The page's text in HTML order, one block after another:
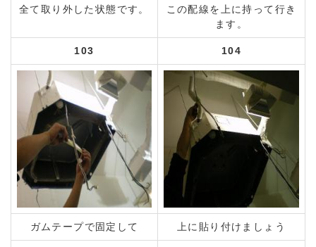
全て取り外した状態です。
この配線を上に持って行き
ます。
103 104
ガムテープで固定して 上に貼り付けましょう